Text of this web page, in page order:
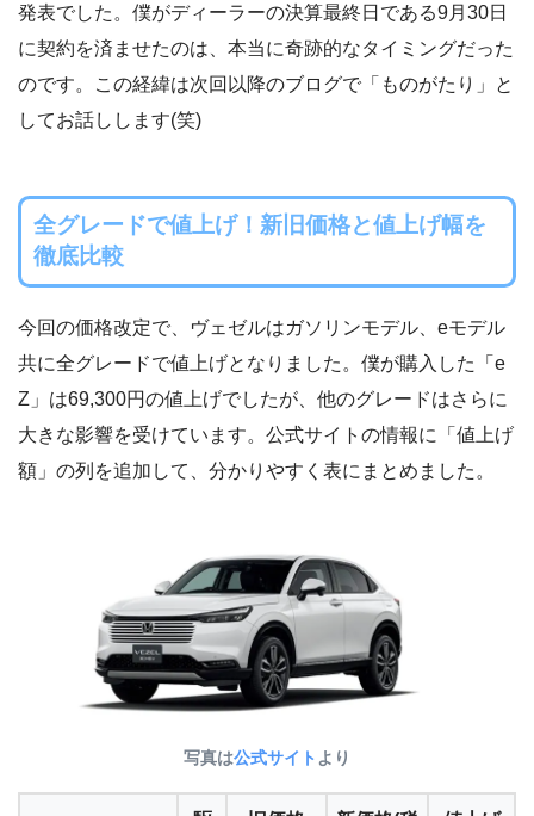
発表でした。僕がディーラーの決算最終日である9月30日
に契約を済ませたのは、本当に奇跡的なタイミングだった
のです。この経緯は次回以降のブログで「ものがたり」と
してお話しします(笑)
全グレードで値上げ！新旧価格と値上げ幅を
徹底比較
今回の価格改定で、ヴェゼルはガソリンモデル、eモデル
共に全グレードで値上げとなりました。僕が購入した「e
Z」は69,300円の値上げでしたが、他のグレードはさらに
大きな影響を受けています。公式サイトの情報に「値上げ
額」の列を追加して、分かりやすく表にまとめました。
写真は公式サイト より